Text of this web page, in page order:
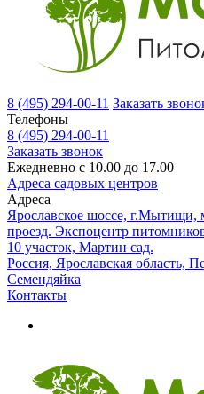
8 (495) 294-00-11 Заказать
Телефоны
8 (495) 294-00-11
Заказать звонок
Ежедневно с 10.00 до 17.00
Адреса садовых центров
Адреса
Ярославское шоссе,
проезд. Экспоцентр
10 участок, Мартин сад.
Россия, Ярославская область,
Семендяйка
Контакты